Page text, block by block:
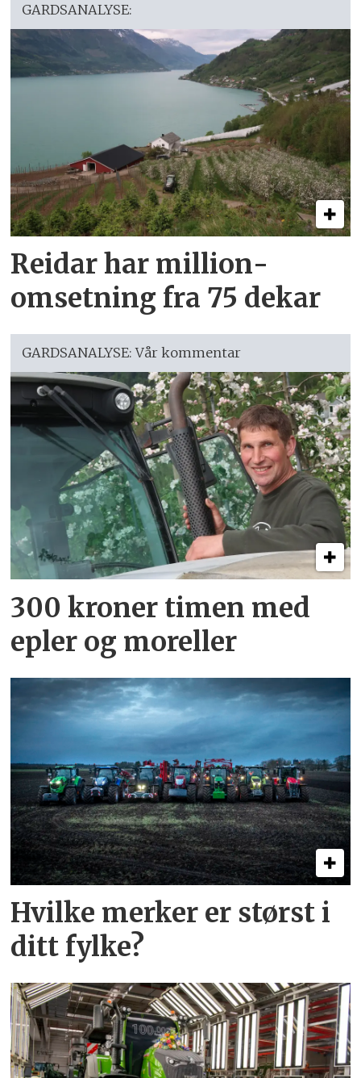
GARDSANALYSE:
Reidar har million­
omsetning fra 75 dekar
GARDSANALYSE: Vår kommentar
300 kroner timen med
epler og moreller
Hvilke merker er størst i
ditt fylke?